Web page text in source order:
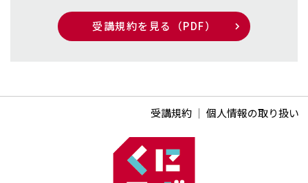
受講規約を見る（PDF）
受講規約｜ 個人情報の取り扱い